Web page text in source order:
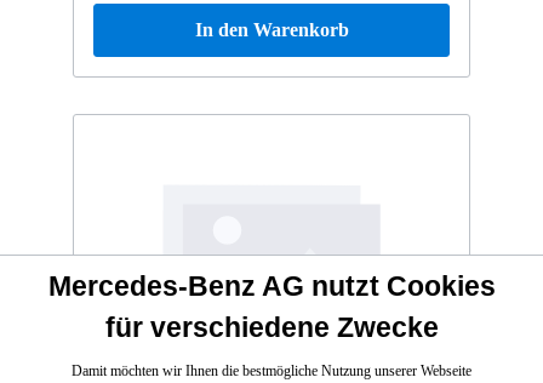
In den Warenkorb
Mercedes-Benz AG nutzt Cookies
für verschiedene Zwecke
Damit möchten wir Ihnen die bestmögliche Nutzung unserer Webseite